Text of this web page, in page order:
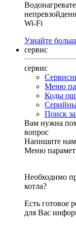
Wi-Fi
Узнайте
сервис
сервис
Меню
Коды
Поиск
Вам нужна
вопрос
Напишите нам
Меню
Необходимо
котла?
Есть готовое
для Вас